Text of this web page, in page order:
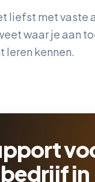
liefst met vaste
waar je aan
leren kennen.
bedrijf in